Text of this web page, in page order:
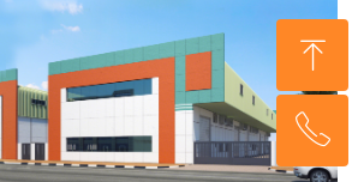
ꁸ
回到顶部
ꂅ